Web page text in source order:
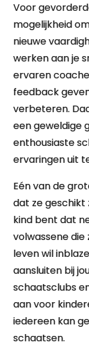
Voor
mogelijkheid
nieuwe
werken aan je
ervaren
feedback
verbeteren.
een geweldige
enthousiaste
ervaringen uit
Eén van de
dat ze geschikt
kind bent dat
volwassene die
leven wil
aansluiten bij
schaatsclubs
aan voor
iedereen kan
schaatsen.